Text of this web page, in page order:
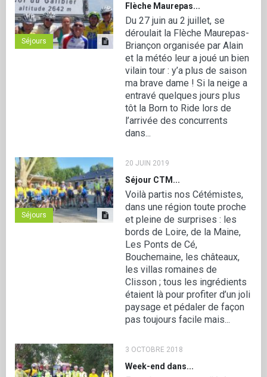
Séjours
Flèche Maurepas...
Du 27 juin au 2 juillet, se
déroulait la Flèche Maurepas-
Briançon organisée par Alain
et la météo leur a joué un bien
vilain tour : y’a plus de saison
ma brave dame ! Si la neige a
entravé quelques jours plus
tôt la Born to Ride lors de
l’arrivée des concurrents
dans...
Séjours
20 JUIN 2019
Séjour CTM...
Voilà partis nos Cétémistes,
dans une région toute proche
et pleine de surprises : les
bords de Loire, de la Maine,
Les Ponts de Cé,
Bouchemaine, les châteaux,
les villas romaines de
Clisson ; tous les ingrédients
étaient là pour profiter d’un joli
paysage et pédaler de façon
pas toujours facile mais...
3 OCTOBRE 2018
Week-end dans...